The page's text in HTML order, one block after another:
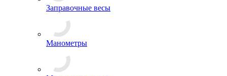
Заправочные весы
Манометры